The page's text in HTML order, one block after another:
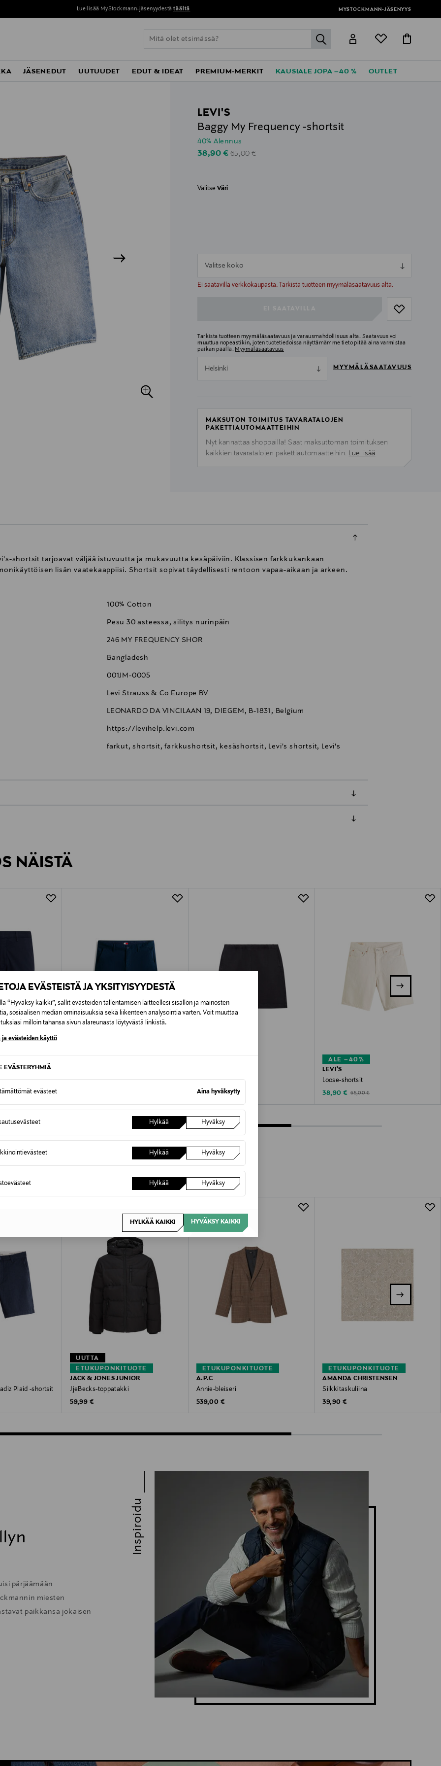
EVÄSTEISTÄ JA YKSITYISYYDESTÄ
“Hyväksy kaikki”, sallit evästeiden tallentamisen laitteellesi sisällön ja mainosten
sosiaalisen median ominaisuuksia sekä liikenteen analysointia varten. Voit muuttaa
milloin tahansa sivun alareunasta löytyvästä linkistä.
ja evästeiden käyttö
EVÄSTERYHMIÄ
evästeet Aina hyväksytty
Hylkää Hyväksy
Hylkää Hyväksy
Hylkää Hyväksy
HYLKÄÄ KAIKKI HYVÄKSY KAIKKI
Lue lisää MyStockmann-jäsenyydestä täältä MYSTOCKMANN-JÄSENYYS
label.header.go
JÄSENEDUT UUTUUDET EDUT & IDEAT PREMIUM-MERKIT KAUSIALE JOPA –40 % OUTLET
LEVI'S
Baggy My Frequency -shortsit
40% Alennus
Discounted Price
38,90 € Original Price
65,00 €
ValitseVäri
Valitse koko
Ei saatavilla verkkokaupasta. Tarkista tuotteen myymäläsaatavuus alta.
null
Tarkista tuotteen myymäläsaatavuus ja varausmahdollisuus alta. Saatavuus voi
muuttua nopeastikin, joten tuotetiedoissa näyttämämme tieto pitää aina varmistaa
paikan päällä. Myymäläsaatavuus
Helsinki MYYMÄLÄSAATAVUUS
MAKSUTON TOIMITUS TAVARATALOJEN
PAKETTIAUTOMAATTEIHIN
Nyt kannattaa shoppailla! Saat maksuttoman toimituksen
kaikkien tavaratalojen pakettiautomaatteihin. Lue lisää
shortsit tarjoavat väljää istuvuutta ja mukavuutta kesäpäiviin. Klassisen farkkukankaan
lisän vaatekaappiisi. Shortsit sopivat täydellisesti rentoon vapaa-aikaan ja arkeen.
100% Cotton
Pesu 30 asteessa, silitys nurinpäin
246 MY FREQUENCY SHOR
Bangladesh
001JM-0005
Levi Strauss & Co Europe BV
LEONARDO DA VINCILAAN 19, DIEGEM, B-1831, Belgium
https://levihelp.levi.com
farkut, shortsit, farkkushortsit, kesäshortsit, Levi's shortsit, Levi's
Alk. 6,90 €, kun toimitus on saatavilla valittuun osoitteeseen.
NÄISTÄ
Scanton-shortsit
Shortsit
Discounted Price
113,40 € Original Price
189,90 €
ALE –40%
LEVI'S
Loose-shortsit
Discounted Price
38,90 € Original Price
65,00 €
Plaid -shortsit
ETUKUPONKITUOTE
UUTTA
JACK & JONES JUNIOR
JjeBecks-toppatakki
Original Price
59,99 €
ETUKUPONKITUOTE
A.P.C
Annie-bleiseri
Original Price
539,00 €
ETUKUPONKITUOTE
AMANDA CHRISTENSEN
Silkkitaskuliina
Original Price
39,90 €
pärjäämään
miesten
paikkansa jokaisen
Inspiroidu